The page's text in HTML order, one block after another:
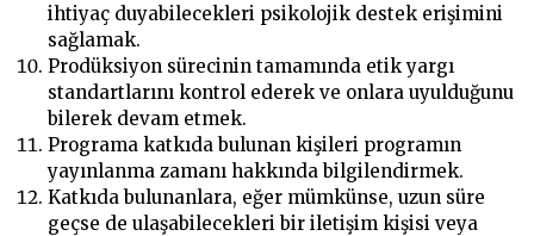
ihtiyaç duyabilecekleri psikolojik destek erişimini
sağlamak.
Prodüksiyon sürecinin tamamında etik yargı
standartlarını kontrol ederek ve onlara uyulduğunu
bilerek devam etmek.
Programa katkıda bulunan kişileri programın
yayınlanma zamanı hakkında bilgilendirmek.
Katkıda bulunanlara, eğer mümkünse, uzun süre
geçse de ulaşabilecekleri bir iletişim kişisi veya